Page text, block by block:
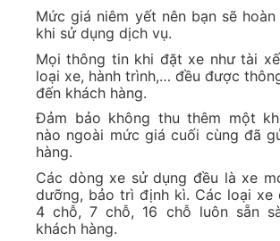
Mức giá niêm yết nên bạn sẽ
khi sử dụng dịch vụ.
Mọi thông tin khi đặt xe như tài
loại xe, hành trình,… đều được
đến khách hàng.
Đảm bảo không thu thêm một
nào ngoài mức giá cuối cùng đã
hàng.
Các dòng xe sử dụng đều là xe
dưỡng, bảo trì định kì. Các loại xe
4 chỗ, 7 chỗ, 16 chỗ luôn sẵn
khách hàng.